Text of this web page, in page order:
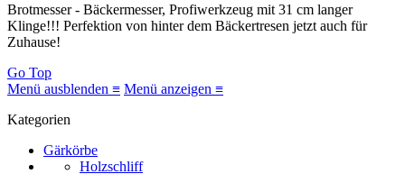
Brotmesser - Bäckermesser, Profiwerkzeug mit 31 cm langer
Klinge!!! Perfektion von hinter dem Bäckertresen jetzt auch für
Zuhause!
Go Top
Menü ausblenden ≡ Menü anzeigen ≡
Kategorien
Gärkörbe
Holzschliff